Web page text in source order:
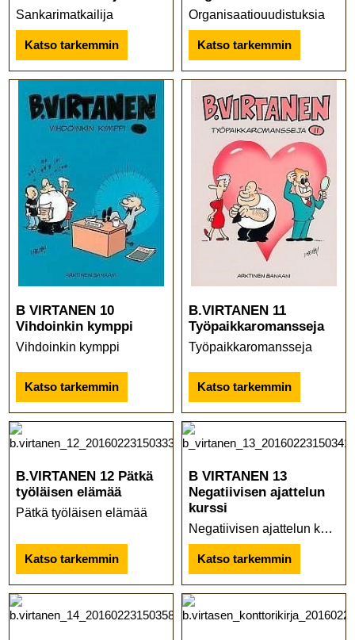
Sankarimatkailija
Katso tarkemmin
Organisaatiouudistuksia
Katso tarkemmin
B VIRTANEN 10
Vihdoinkin kymppi
Vihdoinkin kymppi
Katso tarkemmin
B.VIRTANEN 11
Työpaikkaromansseja
Työpaikkaromansseja
Katso tarkemmin
B.VIRTANEN 12 Pätkä
työläisen elämää
Pätkä työläisen elämää
Katso tarkemmin
B VIRTANEN 13
Negatiivisen ajattelun
kurssi
Negatiivisen ajattelun kurssi
Katso tarkemmin